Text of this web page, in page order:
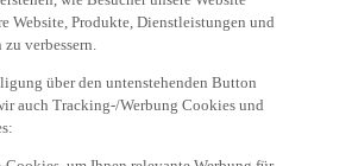
Website, Produkte, Dienstleistungen und
verbessern.
auch Tracking-/Werbung Cookies und